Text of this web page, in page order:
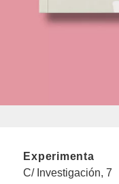
Experimenta
C/ Investigación, 7